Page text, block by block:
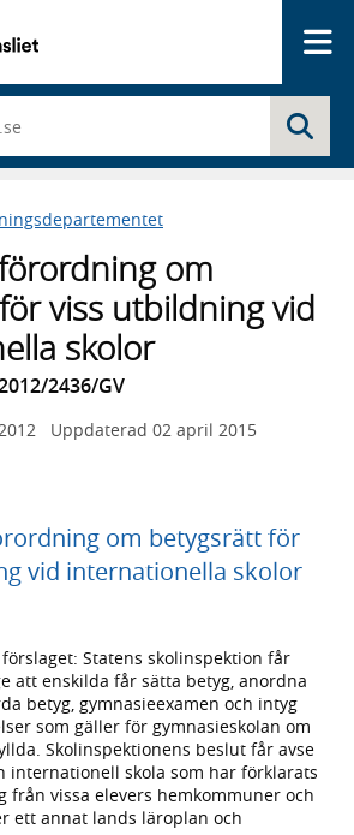
om
viss utbildning vid
skolor
2436/GV
Uppdaterad 02 april 2015
om betygsrätt för
vid internationella skolor
Statens skolinspektion får
att enskilda får sätta betyg, anordna
betyg, gymnasieexamen och intyg
som gäller för gymnasieskolan om
Skolinspektionens beslut får avse
internationell skola som har förklarats
vissa elevers hemkommuner och
ett annat lands läroplan och